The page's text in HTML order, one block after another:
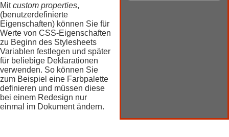
Mitcustom properties,
(benutzerdefinierte
Eigenschaften) können Sie für
Werte von CSS-Eigenschaften
zu Beginn des Stylesheets
Variablen festlegen und später
für beliebige Deklarationen
verwenden. So können Sie
zum Beispiel eine Farbpalette
definieren und müssen diese
bei einem Redesign nur
einmal im Dokument ändern.